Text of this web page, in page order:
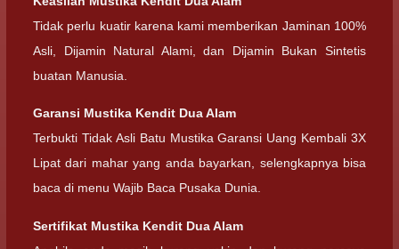
Tidak perlu kuatir karena kami memberikan Jaminan 100%
Asli, Dijamin Natural Alami, dan Dijamin Bukan Sintetis
buatan Manusia.
Garansi Mustika Kendit Dua Alam
Terbukti Tidak Asli Batu Mustika Garansi Uang Kembali 3X
Lipat dari mahar yang anda bayarkan, selengkapnya bisa
baca di menu Wajib Baca Pusaka Dunia.
Sertifikat Mustika Kendit Dua Alam